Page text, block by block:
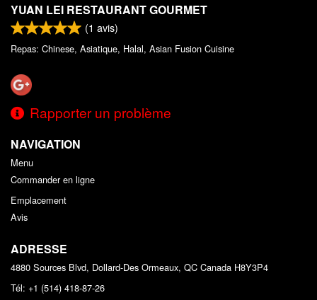
YUAN LEI RESTAURANT GOURMET
(1 avis)
Repas: Chinese, Asiatique, Halal, Asian Fusion Cuisine
Rapporter un problème
NAVIGATION
Menu
Commander en ligne
Emplacement
Avis
ADRESSE
4880 Sources Blvd, Dollard-Des Ormeaux, QC Canada H8Y3P4
Tél: +1 (514) 418-87-26